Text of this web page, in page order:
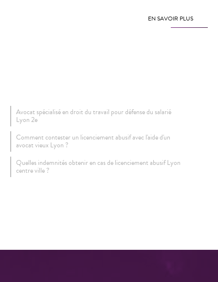
EN SAVOIR PLUS
Avocat spécialisé en droit du travail pour défense du salarié
Lyon 2e
Comment contester un licenciement abusif avec l'aide d'un
avocat vieux Lyon ?
Quelles indemnités obtenir en cas de licenciement abusif Lyon
centre ville ?